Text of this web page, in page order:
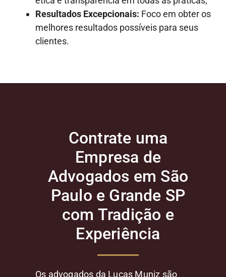
Resultados Excepcionais: Foco em obter os
melhores resultados possíveis para seus
clientes.
Contrate uma
Empresa de
Advogados em São
Paulo e Grande SP
com Tradição e
Experiência
Os advogados da Lucas Muniz são